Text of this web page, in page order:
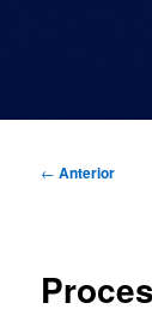
Radar
Seu portal de
Navegação
← Anterior